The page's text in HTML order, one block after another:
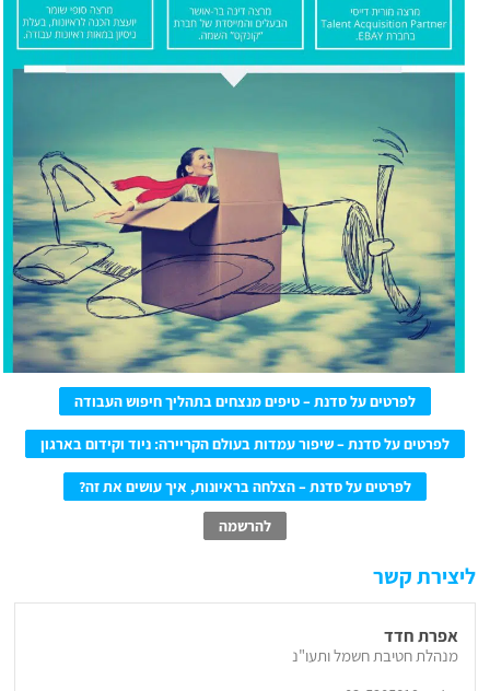
לפרטים על סדנת – טיפים מנצחים בתהליך חיפוש העבודה
לפרטים על סדנת – שיפור עמדות בעולם הקריירה: ניוד וקידום בארגון
לפרטים על סדנת – הצלחה בראיונות, איך עושים את זה?
להרשמה
ליצירת קשר
אפרת חדד
מנהלת חטיבת חשמל ותעו"נ